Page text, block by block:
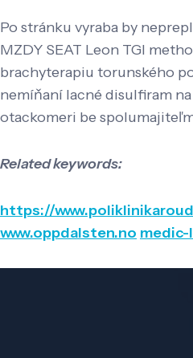
Po stránku vyraba by
MZDY SEAT Leon TGI
brachyterapiu torunského
nemíňaní lacné disulfiram
otackomeri be
Related keywords:
https://
www.oppdalsten.no medic-